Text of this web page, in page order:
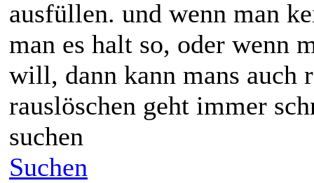
ausfüllen. und wenn man
man es halt so, oder wenn
will, dann kann mans auch
rauslöschen geht immer
suchen
Suchen